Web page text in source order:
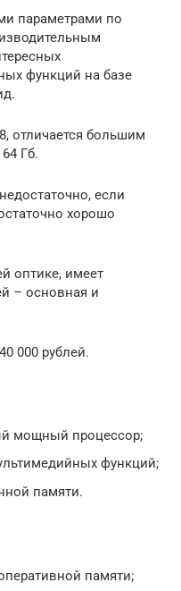
параметрами по
функций на базе
отличается большим
Гб.
если
хорошо
оптике, имеет
– основная и
000 рублей.
мощный процессор;
функций;
памяти.
памяти;